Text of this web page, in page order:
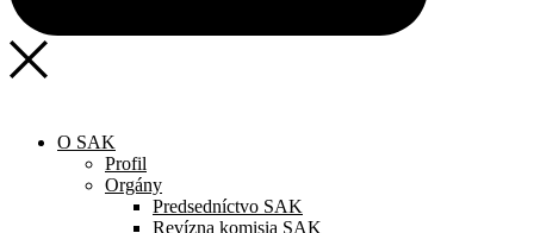
O SAK
Profil
Orgány
Predsedníctvo SAK
Revízna komisia SAK